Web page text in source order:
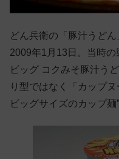
どん兵衛の「豚汁うどん
2009年1月13日。当時
ビッグ コクみそ豚汁う
り型ではなく「カップ
ビッグサイズのカップ麺